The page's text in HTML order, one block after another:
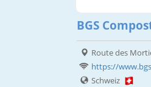
BGS
Route des
https://
Schweiz